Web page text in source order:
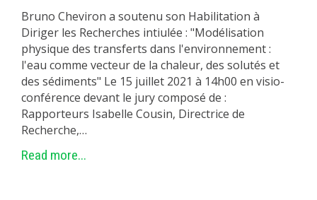
Bruno Cheviron a soutenu son Habilitation à
Diriger les Recherches intiulée : "Modélisation
physique des transferts dans l'environnement :
l'eau comme vecteur de la chaleur, des solutés et
des sédiments" Le 15 juillet 2021 à 14h00 en visio-
conférence devant le jury composé de :
Rapporteurs Isabelle Cousin, Directrice de
Recherche,…
Read more...